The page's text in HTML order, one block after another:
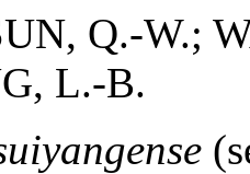
Q.-W.;
L.-B.